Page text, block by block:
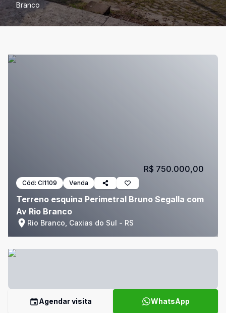
Branco
Cód: CI1109 Venda
Terreno esquina Perimetral Bruno Segalla com
Av Rio Branco
Rio Branco, Caxias do Sul - RS
R$ 750.000,00
Agendar visita WhatsApp